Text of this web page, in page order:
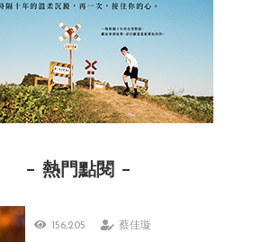
熱門點閱
156,205 蔡佳璇